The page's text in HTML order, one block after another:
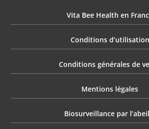
Vita Bee Health en
Conditions d’utilisation
Conditions générales de
Mentions légales
Biosurveillance par